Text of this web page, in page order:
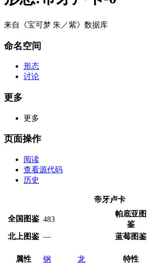
来自《宝可梦 朱／紫》数据库
命名空间
形态
讨论
更多
更多
页面操作
阅读
查看源代码
历史
帝牙卢卡
全国图鉴 483
帕底亚图
鉴
北上图鉴 — 蓝莓图鉴
属性 钢 龙 特性